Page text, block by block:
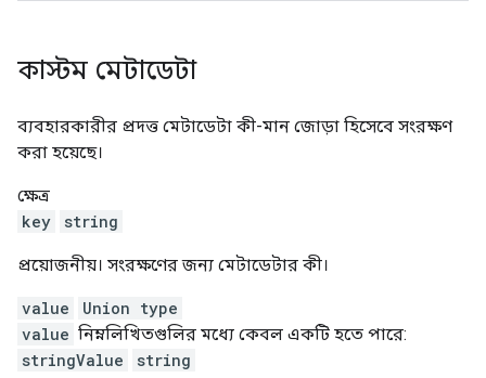
কাস্টম মেটাডেটা
ব্যবহারকারীর প্রদত্ত মেটাডেটা কী-মান জোড়া হিসেবে সংরক্ষণ
করা হয়েছে।
ক্ষেত্র
key
string
প্রয়োজনীয়। সংরক্ষণের জন্য মেটাডেটার কী।
value
Union type
value নিম্নলিখিতগুলির মধ্যে কেবল একটি হতে পারে:
stringValue
string